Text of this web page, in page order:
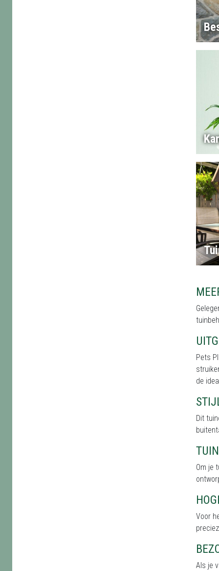
Pets
de
Dit
Om je
Voor
Als je